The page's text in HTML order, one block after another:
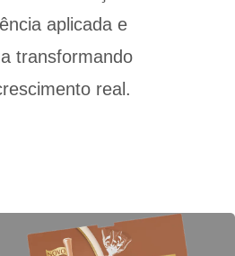
aplicada e
transformando
real.